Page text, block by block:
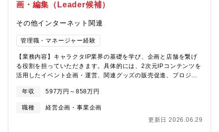
画・編集（Leader候補）
その他インターネット関連
管理職・マネージャー経験
【業務内容】キャラクタIP業界の基礎を学び、企画と店舗を繋げ
る役割を担っていただきます。具体的には、2次元IPコンテンツを
活用したイベント企画・運営、関連グッズの販売促進、プロジェ
連携などを担当していただきます。新規事業の立ち上げメンバー
として、事業の成長に大きく貢献する役割を担っていただくこと
を期待しています。また、市場の動向や顧客ニーズを分析し、新
たなビジネスチャンスを創出していくことも期待しています。・2
年収 597万円～858万円
職種
経営企画・事業企画
更新日 2026.06.29